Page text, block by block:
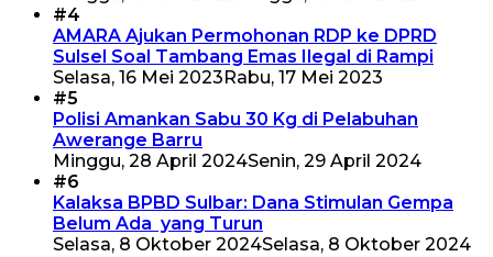
#4
AMARA Ajukan Permohonan RDP ke DPRD
Sulsel Soal Tambang Emas Ilegal di Rampi
Selasa, 16 Mei 2023 Rabu, 17 Mei 2023
#5
Polisi Amankan Sabu 30 Kg di Pelabuhan
Awerange Barru
Minggu, 28 April 2024Senin, 29 April 2024
#6
Kalaksa BPBD Sulbar: Dana Stimulan Gempa
Belum Ada yang Turun
Selasa, 8 Oktober 2024Selasa, 8 Oktober 2024